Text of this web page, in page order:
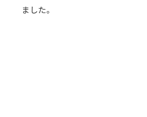
ました。